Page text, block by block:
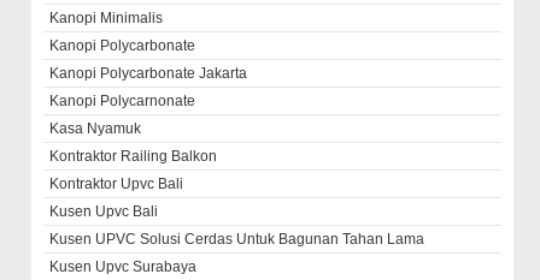
Kanopi Minimalis
Kanopi Polycarbonate
Kanopi Polycarbonate Jakarta
Kanopi Polycarnonate
Kasa Nyamuk
Kontraktor Railing Balkon
Kontraktor Upvc Bali
Kusen Upvc Bali
Kusen UPVC Solusi Cerdas Untuk Bagunan Tahan Lama
Kusen Upvc Surabaya